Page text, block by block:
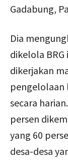
Gadabung,
Dia
dikelola
dikerjakan
pengelolaan
secara
persen
yang 60
desa-desa